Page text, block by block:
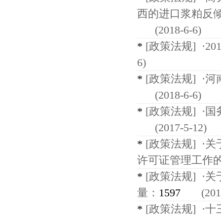
西的进口浆粕反
(2018-6-6)
* [政策法规]
6)
* [政策法规] ·
(2018-6-6)
* [政策法规] ·
(2017-5-12)
* [政策法规] ·
许可证管理工作
* [政策法规] ·
量： 1597
* [政策法规] ·